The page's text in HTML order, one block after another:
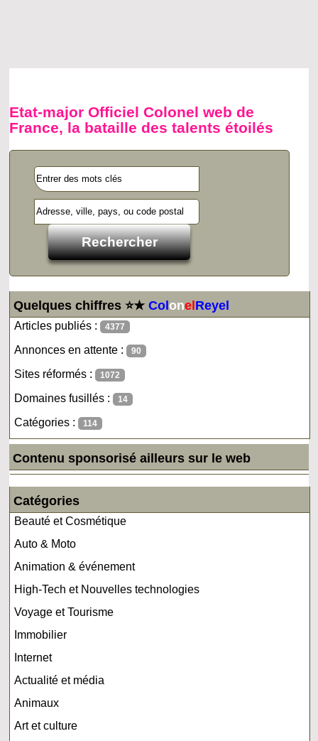
Etat-major Officiel Colonel web de
France, la bataille des talents étoilés
Quelques chiffres ⭐★ColonelReyel
Articles publiés : 4377
Annonces en attente : 90
Sites réformés : 1072
Domaines fusillés : 14
Catégories : 114
Contenu sponsorisé ailleurs sur le web
Catégories
Beauté et Cosmétique
Auto & Moto
Animation & événement
High-Tech et Nouvelles technologies
Voyage et Tourisme
Immobilier
Internet
Actualité et média
Animaux
Art et culture